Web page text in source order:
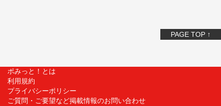
PAGE TOP ↑
ポみっと！とは
利用規約
プライバシーポリシー
ご質問・ご要望など掲載情報のお問い合わせ